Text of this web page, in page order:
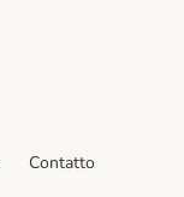
Contatto